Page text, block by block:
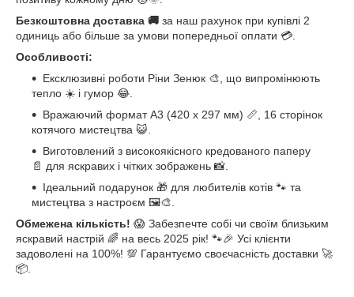
Безкоштовна доставка 🚚 за наш рахунок при купівлі 2
одиниць або більше за умови попередньої оплати 💳.
Особливості:
Ексклюзивні роботи Ріни Зенюк 🎨, що випромінюють
тепло ☀️ і гумор 😂.
Вражаючий формат А3 (420 х 297 мм) 📏, 16 сторінок
котячого мистецтва 😺.
Виготовлений з високоякісного кредованого паперу
📄 для яскравих і чітких зображень 📸.
Ідеальний подарунок 🎁 для любителів котів 🐾 та
мистецтва з настроєм 🖼️🎨.
Обмежена кількість! 😱 Забезпечте собі чи своїм близьким
яскравий настрій 🌈 на весь 2025 рік! 🐾🎉 Усі клієнти
задоволені на 100%! 💯 Гарантуємо своєчасність доставки 🚀
📦.